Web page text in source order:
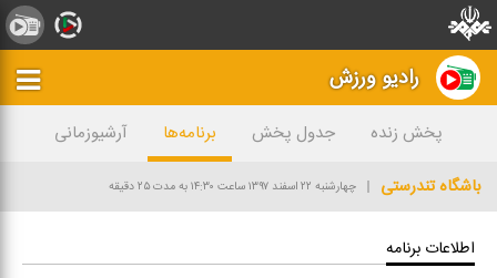
رادیو ورزش
پخش زنده جدول پخش برنامه‌ها
آرشیوزمانی
باشگاه تندرستی
چهارشنبه ۲۲ اسفند ۱۳۹۷ ساعت ۱۴:۳۰ به مدت ۲۵ دقیقه
اطلاعات برنامه